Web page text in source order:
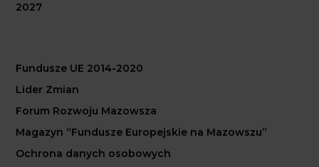
2027
Fundusze UE 2014-2020
Lider Zmian
Forum Rozwoju Mazowsza
Magazyn “Fundusze Europejskie na Mazowszu”
Ochrona danych osobowych